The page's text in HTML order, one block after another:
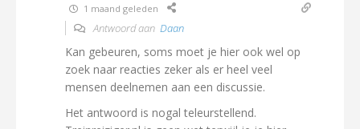
1 maand geleden
Antwoord aan Daan
Kan gebeuren, soms moet je hier ook wel op
zoek naar reacties zeker als er heel veel
mensen deelnemen aan een discussie.
Het antwoord is nogal teleurstellend.